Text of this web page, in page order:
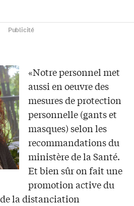
Publicité
«Notre personnel met
aussi en oeuvre des
mesures de protection
personnelle (gants et
masques) selon les
recommandations du
ministère de la Santé.
Et bien sûr on fait une
promotion active du
la distanciation